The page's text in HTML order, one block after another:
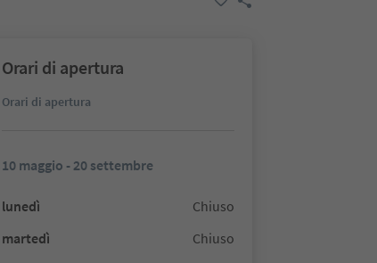
Orari di apertura
Orari di apertura
10 maggio - 20 settembre
lunedì
Chiuso
martedì
Chiuso